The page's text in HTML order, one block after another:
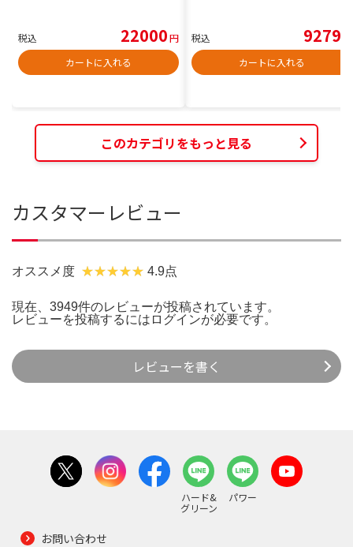
税込 22000円
カートに入れる
税込 9279
カートに入れる
このカテゴリをもっと見る
カスタマーレビュー
オススメ度 4.9点
現在、3949件のレビューが投稿されています。
レビューを投稿するには ログインが必要です。
レビューを書く
ハード&
グリーン
パワー
お問い合わせ